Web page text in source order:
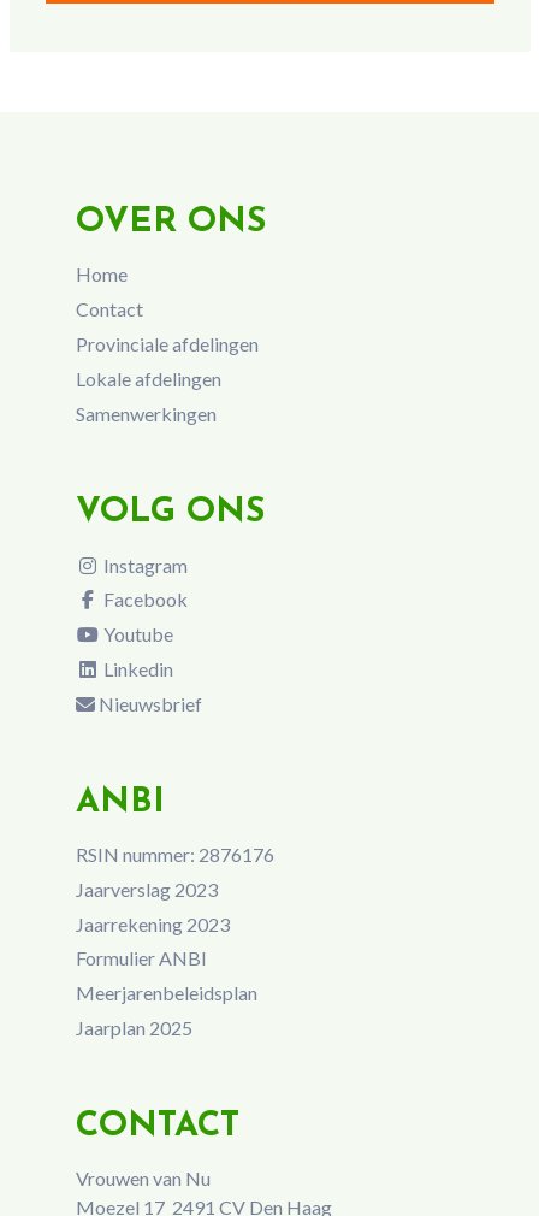
OVER ONS
Home
Contact
Provinciale afdelingen
Lokale afdelingen
Samenwerkingen
VOLG ONS
Instagram
Facebook
Youtube
Linkedin
Nieuwsbrief
ANBI
RSIN nummer: 2876176
Jaarverslag 2023
Jaarrekening 2023
Formulier ANBI
Meerjarenbeleidsplan
Jaarplan 2025
CONTACT
Vrouwen van Nu
Moezel 17 2491 CV Den Haag